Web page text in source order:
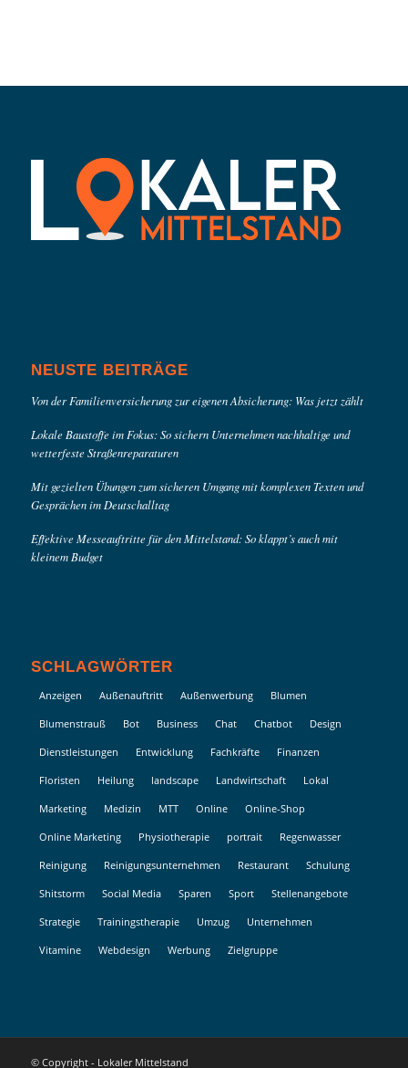
NEUSTE BEITRÄGE
Von der Familienversicherung zur eigenen Absicherung: Was jetzt zählt
Lokale Baustoffe im Fokus: So sichern Unternehmen nachhaltige und
wetterfeste Straßenreparaturen
Mit gezielten Übungen zum sicheren Umgang mit komplexen Texten und
Gesprächen im Deutschalltag
Effektive Messeauftritte für den Mittelstand: So klappt’s auch mit
kleinem Budget
SCHLAGWÖRTER
Anzeigen Außenauftritt Außenwerbung Blumen
Blumenstrauß Bot Business Chat Chatbot Design
Dienstleistungen Entwicklung Fachkräfte Finanzen
Floristen Heilung landscape Landwirtschaft Lokal
Marketing Medizin MTT Online Online-Shop
Online Marketing Physiotherapie portrait Regenwasser
Reinigung Reinigungsunternehmen Restaurant Schulung
Shitstorm Social Media Sparen Sport Stellenangebote
Strategie Trainingstherapie Umzug Unternehmen
Vitamine Webdesign Werbung Zielgruppe
© Copyright - Lokaler Mittelstand